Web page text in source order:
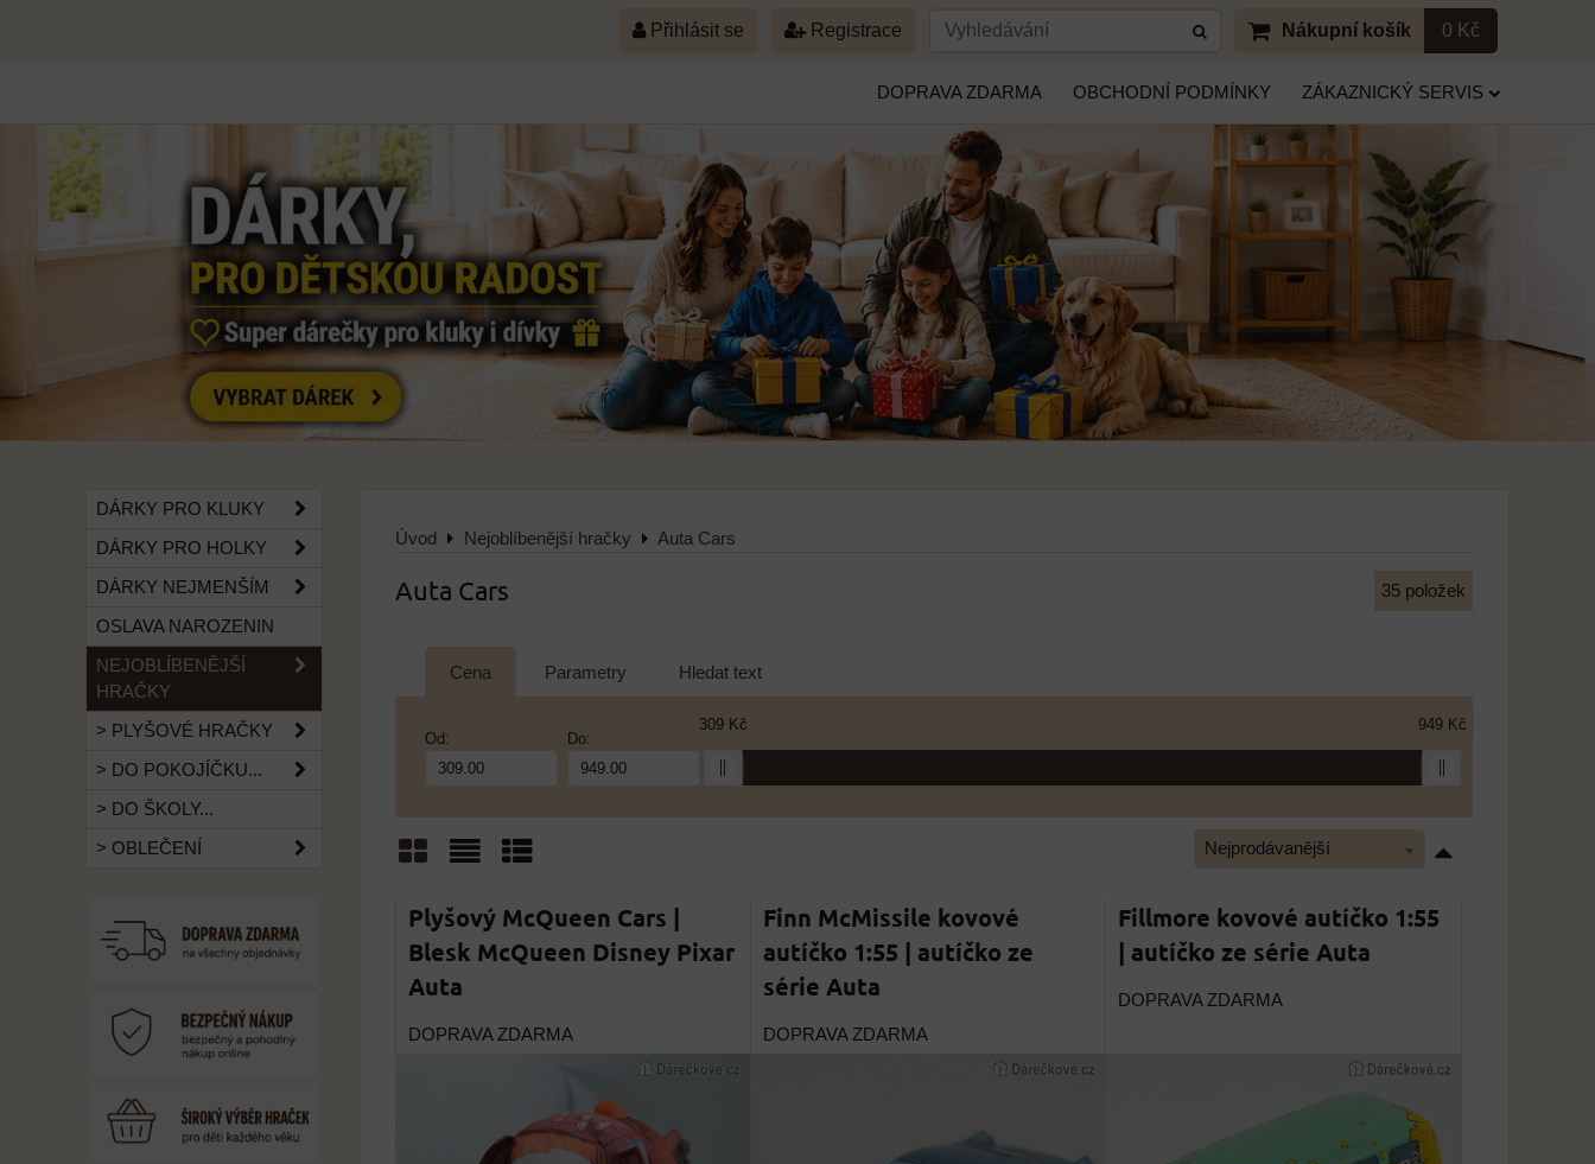
Přihlásit se Registrace Nákupní košík 0 Kč
DOPRAVA ZDARMA OBCHODNÍ PODMÍNKY ZÁKAZNICKÝ SERVIS
Úvod Nejoblíbenější hračky Auta Cars
Auta Cars 35 položek
Cena Parametry Hledat text
Od: Do:
309 Kč 949 Kč
Nejprodávanější
Plyšový McQueen Cars |
Blesk McQueen Disney Pixar
Auta
DOPRAVA ZDARMA
Finn McMissile kovové
autíčko 1:55 | autíčko ze
série Auta
DOPRAVA ZDARMA
Fillmore kovové autíčko 1:55
| autíčko ze série Auta
DOPRAVA ZDARMA
DÁRKY PRO KLUKY
DÁRKY PRO HOLKY
DÁRKY NEJMENŠÍM
OSLAVA NAROZENIN
NEJOBLÍBENĚJŠÍ
HRAČKY
> PLYŠOVÉ HRAČKY
> DO POKOJÍČKU...
> DO ŠKOLY...
> OBLEČENÍ